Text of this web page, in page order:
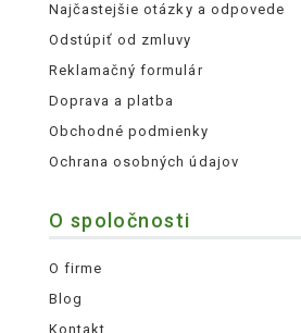
Najčastejšie otázky a odpovede
Odstúpiť od zmluvy
Reklamačný formulár
Doprava a platba
Obchodné podmienky
Ochrana osobných údajov
O spoločnosti
O firme
Blog
Kontakt